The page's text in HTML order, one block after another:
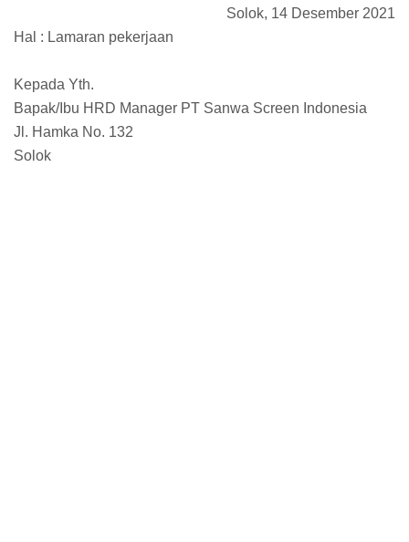
Solok, 14 Desember 2021
Hal : Lamaran pekerjaan
Kepada Yth.
Bapak/Ibu HRD Manager PT Sanwa Screen Indonesia
Jl. Hamka No. 132
Solok